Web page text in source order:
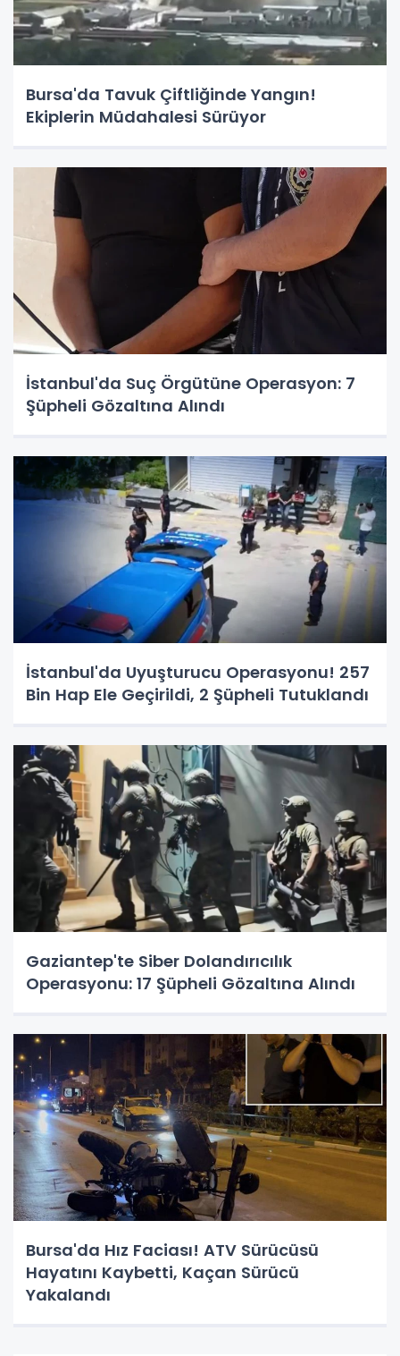
Bursa'da Tavuk Çiftliğinde Yangın!
Ekiplerin Müdahalesi Sürüyor
İstanbul'da Suç Örgütüne Operasyon: 7
Şüpheli Gözaltına Alındı
İstanbul'da Uyuşturucu Operasyonu! 257
Bin Hap Ele Geçirildi, 2 Şüpheli Tutuklandı
Gaziantep'te Siber Dolandırıcılık
Operasyonu: 17 Şüpheli Gözaltına Alındı
Bursa'da Hız Faciası! ATV Sürücüsü
Hayatını Kaybetti, Kaçan Sürücü
Yakalandı